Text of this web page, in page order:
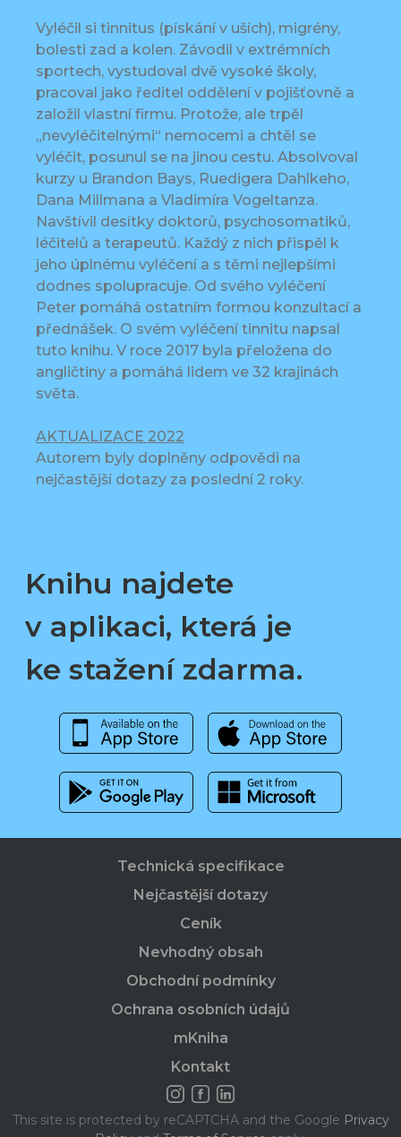
Vyléčil si tinnitus (pískání v uších), migrény,
bolesti zad a kolen. Závodil v extrémních
sportech, vystudoval dvě vysoké školy,
pracoval jako ředitel oddělení v pojišťovně a
založil vlastní firmu. Protože, ale trpěl
„nevyléčitelnými“ nemocemi a chtěl se
vyléčit, posunul se na jinou cestu. Absolvoval
kurzy u Brandon Bays, Ruedigera Dahlkeho,
Dana Millmana a Vladimíra Vogeltanza.
Navštívil desítky doktorů, psychosomatiků,
léčitelů a terapeutů. Každý z nich přispěl k
jeho úplnému vyléčení a s těmi nejlepšími
dodnes spolupracuje. Od svého vyléčení
Peter pomáhá ostatním formou konzultací a
přednášek. O svém vyléčení tinnitu napsal
tuto knihu. V roce 2017 byla přeložena do
angličtiny a pomáhá lidem ve 32 krajinách
světa.
AKTUALIZACE 2022
Autorem byly doplněny odpovědi na
nejčastější dotazy za poslední 2 roky.
Knihu najdete
v aplikaci, která je
ke stažení zdarma.
Technická specifikace
Nejčastější dotazy
Ceník
Nevhodný obsah
Obchodní podmínky
Ochrana osobních údajů
mKniha
Kontakt
This site is protected by reCAPTCHA and the Google Privacy